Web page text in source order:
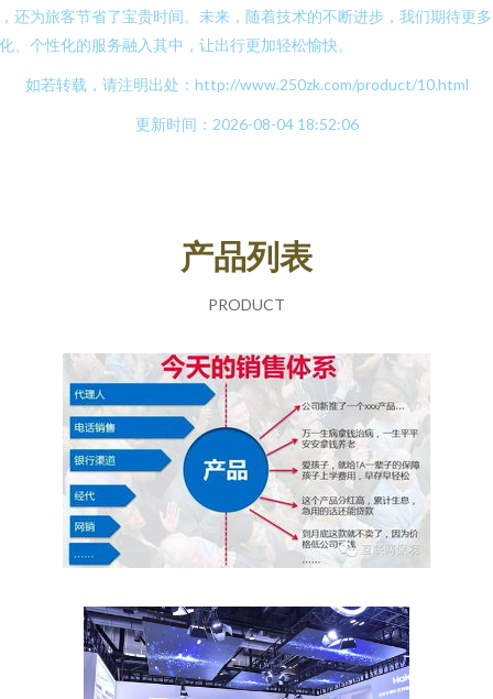
还为旅客节省了宝贵时间。未来，随着技术的不断进步，我们期待更
、个性化的服务融入其中，让出行更加轻松愉快。
如若转载，请注明出处：http://www.250zk.com/product/10.html
更新时间：2026-08-04 18:52:06
产品列表
PRODUCT